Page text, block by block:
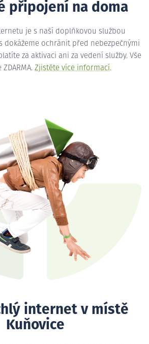
připojení na doma
je s naší doplňkovou službou
dokážeme ochránit před nebezpečnými
za aktivaci ani za vedení služby. Vše
Zjistěte více informací.
internet v místě
Kuňovice